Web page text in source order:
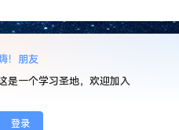
！朋友
是一个学习圣地，欢迎加入
登录